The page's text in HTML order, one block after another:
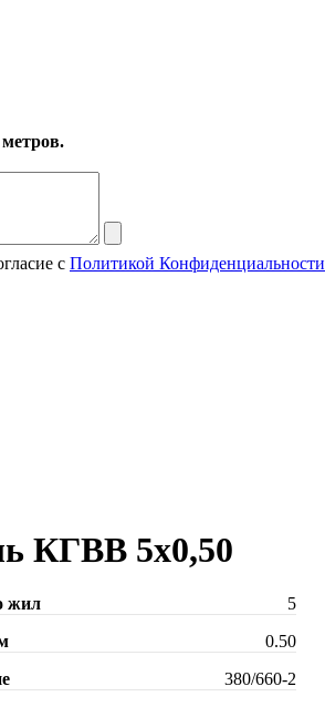
метров.
с Политикой Конфиденциальности
КГВВ 5х0,50
жил
5
0.50
380/660-2